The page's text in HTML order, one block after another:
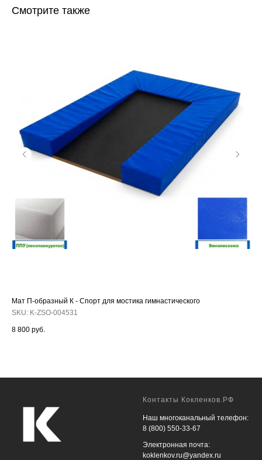
Смотрите также
Мат П-образный К - Спорт для мостика гимнастического
SKU: K-ZSO-004531
8 800 руб.
Контакты Кокленков.РФ
Наш многоканальный телефон:
8 (800) 550-33-67
Электронная почта:
koklenkov.ru@yandex.ru